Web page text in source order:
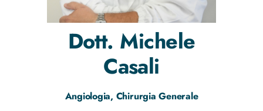
Dott. Michele
Casali
Angiologia, Chirurgia Generale